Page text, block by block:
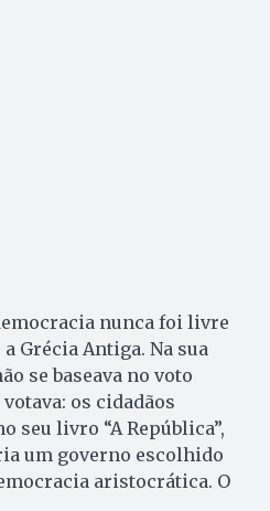
nunca foi livre
Grécia Antiga. Na sua
se baseava no voto
os cidadãos
seu livro “A República”,
um governo escolhido
aristocrática. O